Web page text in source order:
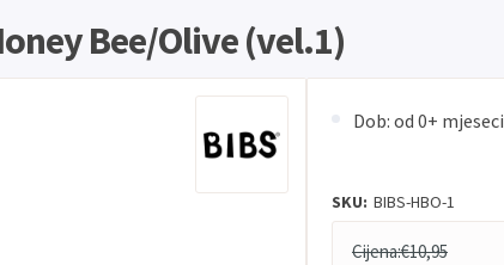
Bee/Olive (vel.1)
Dob: od 0+ mjeseci
SKU: BIBS-HBO-1
Cijena:€10,95